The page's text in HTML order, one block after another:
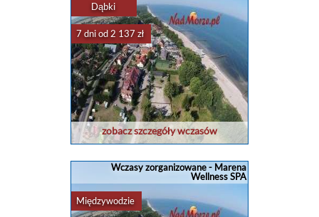
Dąbki
7 dni od 2 137 zł
zobacz szczegóły wczasów
Wczasy zorganizowane - Marena
Wellness SPA
Międzywodzie